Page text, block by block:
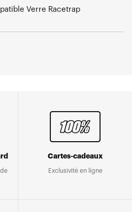
Verre Racetrap
Cartes-cadeaux
Exclusivité en ligne